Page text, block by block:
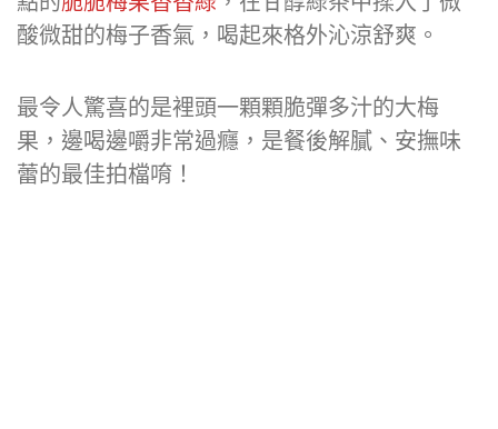
酸微甜的梅子香氣，喝起來格外沁涼舒爽。
最令人驚喜的是裡頭一顆顆脆彈多汁的大梅
果，邊喝邊嚼非常過癮，是餐後解膩、安撫味
蕾的最佳拍檔唷！